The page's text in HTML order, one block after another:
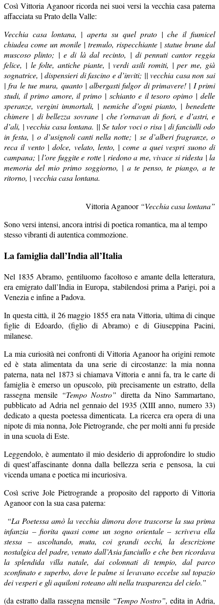
Così Vittoria Aganoor ricorda nei suoi versi la vecchia casa paterna
affacciata su Prato della Valle:
Vecchia casa lontana, | aperta su quel prato | che il fiumicel
chiudea come un monile | tremulo, rispecchiante | statue brune dal
muscoso plinto; | e di là dal recinto, | di pennuti cantor reggia
felice, | le folte, antiche piante, | verdi asili romiti, | per me, già
sognatrice, | dispensieri di fascino e d’inviti; || vecchia casa non sai
| fra le tue mura, quanto | albergasti fulgor di primavere! | I primi
studi, il primo amore, il primo | schianto e il tesoro opimo | delle
speranze, vergini immortali, | nemiche d’ogni pianto, | benedette
chimere | di bellezza sovrane | che t’ornavan di fiori, e d’astri, e
d’ali, | vecchia casa lontana. || Se talor voci o risa | di fanciulli odo
in festa, | o d’usignoli canti nella notte; | se d’alberi fragranze, o
reca il vento | dolce, velato, lento, | come a quei vespri suono di
campana; | l’ore fuggite e rotte | riedono a me, vivace si ridesta | la
memoria del mio primo soggiorno, | a te penso, te piango, a te
ritorno, | vecchia casa lontana.
Vittoria Aganoor “Vecchia casa lontana”
Sono versi intensi, ancora intrisi di poetica romantica, ma al tempo
stesso vibranti di autentica commozione.
La famiglia dall’India all’Italia
Nel 1835 Abramo, gentiluomo facoltoso e amante della letteratura,
era emigrato dall’India in Europa, stabilendosi prima a Parigi, poi a
Venezia e infine a Padova.
In questa città, il 26 maggio 1855 era nata Vittoria, ultima di cinque
figlie di Edoardo, (figlio di Abramo) e di Giuseppina Pacini,
milanese.
La mia curiosità nei confronti di Vittoria Aganoor ha origini remote
ed è stata alimentata da una serie di circostanze: la mia nonna
paterna, nata nel 1873 si chiamava Vittoria e anni fa, tra le carte di
famiglia è emerso un opuscolo, più precisamente un estratto, della
rassegna mensile “Tempo Nostro” diretta da Nino Sammartano,
pubblicato ad Adria nel gennaio del 1935 (XIII anno, numero 33)
dedicato a questa poetessa dimenticata. La ricerca era opera di una
nipote di mia nonna, Jole Pietrogrande, che per molti anni fu preside
in una scuola di Este.
Leggendolo, è aumentato il mio desiderio di approfondire lo studio
di quest’affascinante donna dalla bellezza seria e pensosa, la cui
vicenda umana e poetica mi incuriosiva.
Così scrive Jole Pietrogrande a proposito del rapporto di Vittoria
Aganoor con la sua casa paterna:
“La Poetessa amò la vecchia dimora dove trascorse la sua prima
infanzia – fiorita quasi come un sogno orientale – scriveva ella
stessa – ascoltando, muta, coi grandi occhi, la descrizione
nostalgica del padre, venuto dall’Asia fanciullo e che ben ricordava
la splendida villa natale, dai colonnati di tempio, dal parco
sconfinato e superbo, dove le palme si levavano eccelse sul topazio
dei vesperi e gli aquiloni roteano alti nella trasparenza del cielo.”
(da estratto dalla rassegna mensile “Tempo Nostro”, edita in Adria,